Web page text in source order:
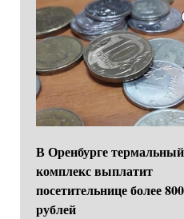
В Оренбурге термальный
комплекс выплатит
посетительнице более
рублей